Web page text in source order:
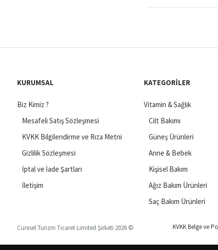
KURUMSAL
Biz Kimiz ?
Mesafeli Satış Sözleşmesi
KVKK Bilgilendirme ve Rıza Metni
Gizlilik Sözleşmesi
İptal ve İade Şartları
İletişim
KATEGORILER
Vitamin & Sağlık
Cilt Bakımı
Güneş Ürünleri
Anne & Bebek
Kişisel Bakım
Ağız Bakım Ürünleri
Saç Bakım Ürünleri
Curesel Turizm Ticaret Limited Şirketi 2026 © KVKK Belge ve